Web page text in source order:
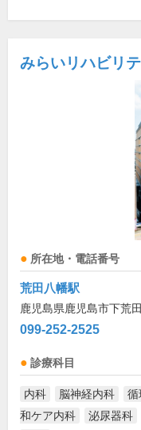
みらいリハビリ
所在地・電話番号
荒田八幡駅
鹿児島県鹿児島市下荒
099-252-2525
診療科目
内科 脳神経内科 循
和ケア内科
泌尿器科